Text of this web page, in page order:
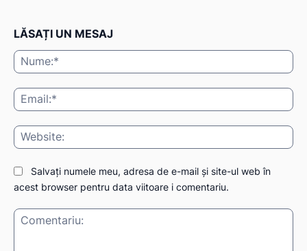
LĂSAȚI UN MESAJ
Salvați numele meu, adresa de e-mail și site-ul web în
acest browser pentru data viitoare i comentariu.